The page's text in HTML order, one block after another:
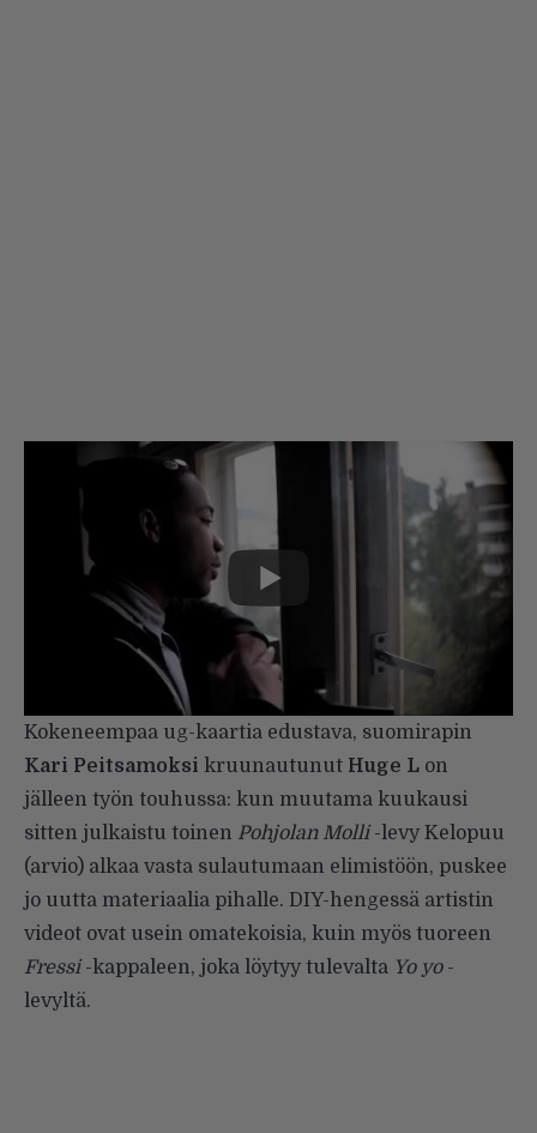
Kokeneempaa ug-kaartia edustava, suomirapin
Kari Peitsamoksi kruunautunut Huge L on
jälleen työn touhussa: kun muutama kuukausi
sitten julkaistu toinen Pohjolan Molli-levy Kelopuu
(arvio) alkaa vasta sulautumaan elimistöön, puskee
jo uutta materiaalia pihalle. DIY-hengessä artistin
videot ovat usein omatekoisia, kuin myös tuoreen
Fressi-kappaleen, joka löytyy tulevalta Yo yo -
levyltä.